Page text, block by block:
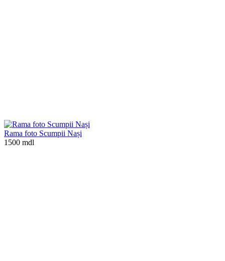
Rama foto Scumpii Nași
1500 mdl